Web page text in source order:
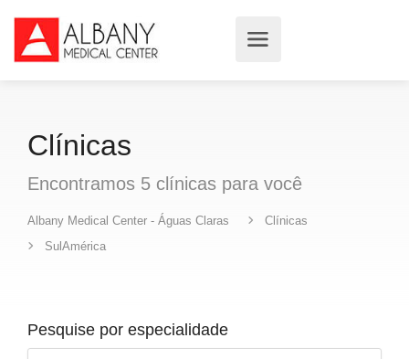
Clínicas
Encontramos 5 clínicas para você
Albany Medical Center - Águas Claras
Clínicas
SulAmérica
Pesquise por especialidade